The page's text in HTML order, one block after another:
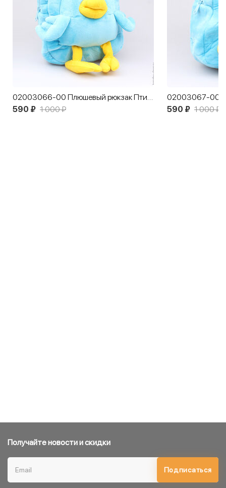
02003066-00 Плюшевый рюкзак Птичка Голубой
590 ₽ 1 000 ₽ 590 ₽ 1 000 ₽
Получайте новости и скидки
Подписаться